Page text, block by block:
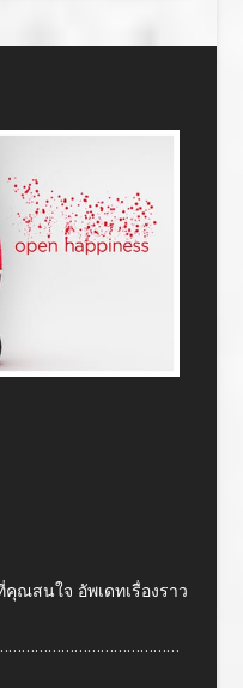
ณสนใจ อัพเดทเรื่องราว